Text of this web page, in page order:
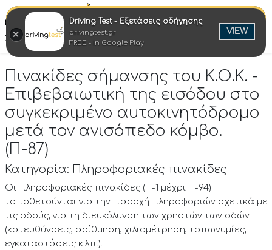
Στροφή στην επιτυχία
Πινακίδες σήμανσης του Κ.Ο.Κ. -
Επιβεβαιωτική της εισόδου στο
συγκεκριμένο αυτοκινητόδρομο
μετά τον ανισόπεδο κόμβο.
(Π-87)
Κατηγορία: Πληροφοριακές πινακίδες
Οι πληροφοριακές πινακίδες (Π-1 μέχρι Π-94)
τοποθετούνται για την παροχή πληροφοριών σχετικά με
τις οδούς, για τη διευκόλυνση των χρηστών των οδών
(κατευθύνσεις, αρίθμηση, χιλιομέτρηση, τοπωνυμίες,
εγκαταστάσεις κ.λπ.).
Driving Test - Εξετάσεις οδήγησης
drivingtest.gr
FREE - In Google Play
VIEW